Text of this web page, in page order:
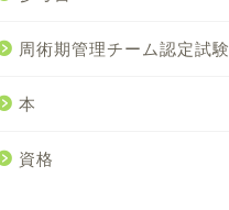
周術期管理チーム認定試験
本
資格